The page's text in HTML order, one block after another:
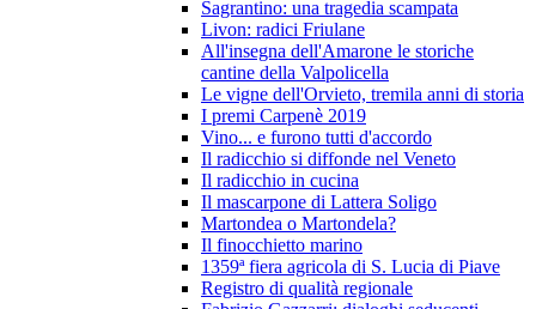
Sagrantino: una tragedia scampata
Livon: radici Friulane
All'insegna dell'Amarone le storiche
cantine della Valpolicella
Le vigne dell'Orvieto, tremila anni di storia
I premi Carpenè 2019
Vino... e furono tutti d'accordo
Il radicchio si diffonde nel Veneto
Il radicchio in cucina
Il mascarpone di Lattera Soligo
Martondea o Martondela?
Il finocchietto marino
1359ª fiera agricola di S. Lucia di Piave
Registro di qualità regionale